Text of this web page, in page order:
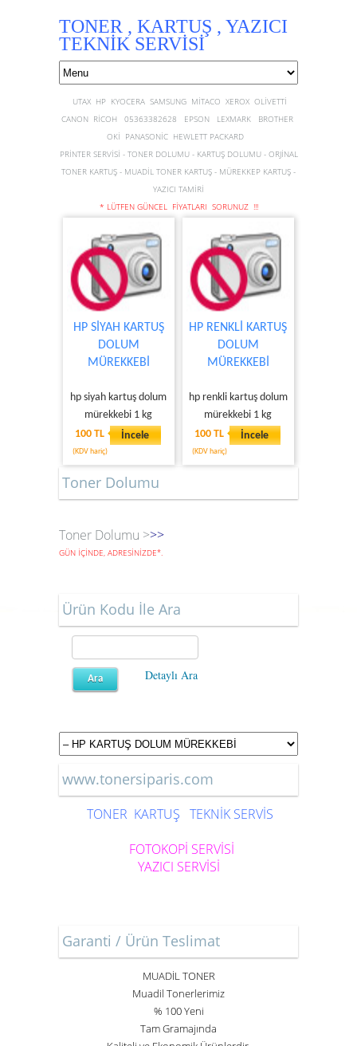
TONER , KARTUŞ , YAZICI
TEKNİK SERVİSİ
UTAX HP KYOCERA SAMSUNG MİTACO XEROX OLİVETTİ
CANON RİCOH 05363382628 EPSON LEXMARK BROTHER
OKİ PANASONİC HEWLETT PACKARD
PRİNTER SERVİSİ - TONER DOLUMU - KARTUŞ DOLUMU - ORJİNAL
TONER KARTUŞ - MUADİL TONER KARTUŞ - MÜREKKEP KARTUŞ -
YAZICI TAMİRİ
* LÜTFEN GÜNCEL FİYATLARI SORUNUZ !!!
HP SİYAH KARTUŞ
DOLUM
MÜREKKEBİ
hp siyah kartuş dolum
mürekkebi 1 kg
100 TL
(KDV hariç)
İncele
HP RENKLİ KARTUŞ
DOLUM
MÜREKKEBİ
hp renkli kartuş dolum
mürekkebi 1 kg
100 TL
(KDV hariç)
İncele
Toner Dolumu
Toner Dolumu >>>
GÜN İÇİNDE, ADRESİNİZDE*.
Ürün Kodu İle Ara
Detaylı Ara
www.tonersiparis.com
TONER KARTUŞ TEKNİK SERVİS
FOTOKOPİ SERVİSİ
YAZICI SERVİSİ
Garanti / Ürün Teslimat
MUADİL TONER
Muadil Tonerlerimiz
% 100 Yeni
Tam Gramajında